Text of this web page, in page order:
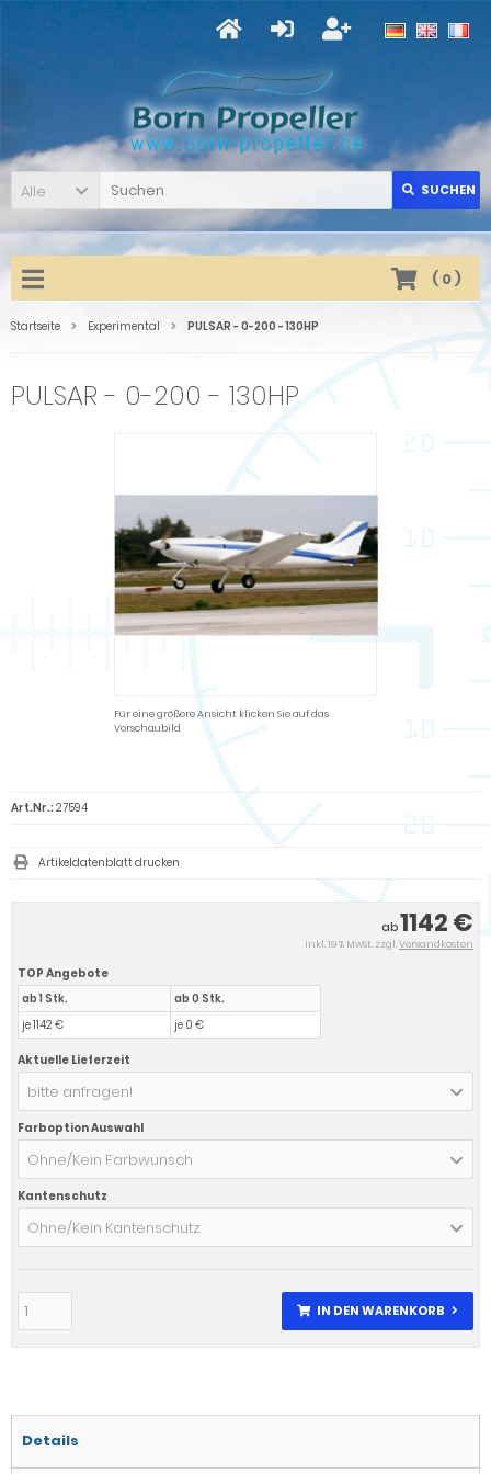
Alle SUCHEN
( 0)
Startseite Experimental PULSAR - 0-200 - 130HP
PULSAR - 0-200 - 130HP
Für eine größere Ansicht klicken Sie auf das
Vorschaubild
ab1142 €
inkl. 19 % MwSt. zzgl.Versandkosten
TOP Angebote
ab 1 Stk.
je 1142 €
ab 0 Stk.
je 0 €
Aktuelle Lieferzeit
bitte anfragen!
Farboption Auswahl
Ohne/Kein Farbwunsch
Kantenschutz
Ohne/Kein Kantenschutz
IN DEN WARENKORB
Art.Nr.: 27594
Artikeldatenblatt drucken
Details